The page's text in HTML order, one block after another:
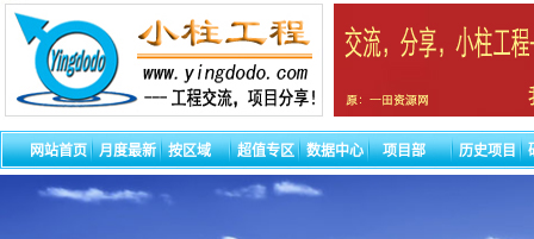
网站首页 月度最新 按区域 超值专区 数据中心 项目部 历史项目